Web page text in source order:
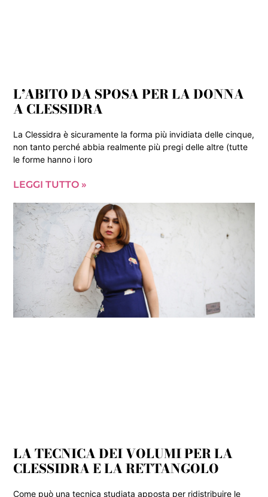
L’ABITO DA SPOSA PER LA DONNA
A CLESSIDRA
La Clessidra è sicuramente la forma più invidiata delle cinque,
non tanto perché abbia realmente più pregi delle altre (tutte
le forme hanno i loro
LEGGI TUTTO »
LA TECNICA DEI VOLUMI PER LA
CLESSIDRA E LA RETTANGOLO
Come può una tecnica studiata apposta per ridistribuire le